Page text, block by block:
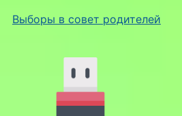
Выборы в совет родителей